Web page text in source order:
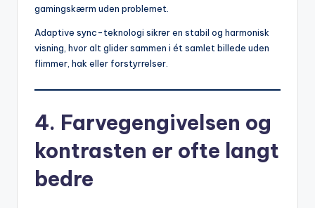
gamingskærm uden problemet.
Adaptive sync-teknologi sikrer en stabil og harmonisk
visning, hvor alt glider sammen i ét samlet billede uden
flimmer, hak eller forstyrrelser.
4. Farvegengivelsen og
kontrasten er ofte langt
bedre